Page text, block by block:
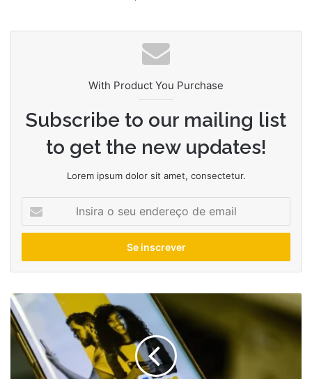
With Product You Purchase
Subscribe to our mailing list
to get the new updates!
Lorem ipsum dolor sit amet, consectetur.
seu
de
email
Uso
da
assinatura
GOV.BR
aumenta